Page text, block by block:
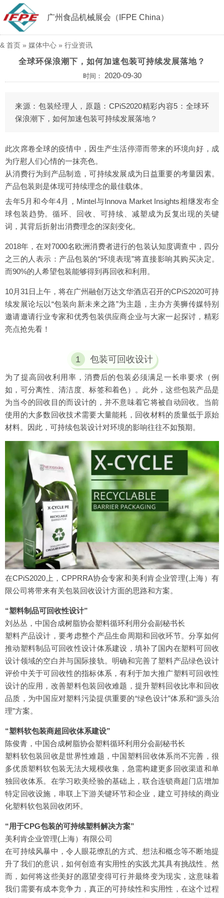
广州食品机械展会（IFPE China）
& 首页 » 媒体中心 » 行业资讯
全球环保浪潮下，如何加速包装可持续发展落地？
时间： 2020-09-30
来源：包装经理人，原题：CPiS2020精彩内容5：全球环
保浪潮下，如何加速包装可持续发展落地？
此次席卷全球的疫情中，因生产生活停滞而带来的环境向好，成
为疗慰人们心情的一抹亮色。
从消费行为到产品制造，可持续发展成为日益重要的考量因素。
产品包装则是体现可持续理念的最佳载体。
去年5月和今年4月，Mintel与Innova Market Insights相继发布全
球包装趋势。循环、回收、可持续、减塑成为反复出现的关键
词，其背后折射出消费理念的深刻变化。
2018年，在对7000名欧洲消费者进行的包装认知度调查中，四分
之三的人表示：产品包装的“环境表现”将直接影响其购买决定。
而90%的人希望包装能够得到再回收和利用。
10月31日上午，将在广州融创万达文华酒店召开的CPiS2020可持
续发展论坛以“包装向新未来之路”为主题，主办方美狮传媒特别
邀请邀请行业专家和优秀包装供应商企业与大家一起探讨，精彩
亮点抢先看！
1 包装可回收设计
为了提高回收利用率，消费后的包装必须满足一长串要求（例
如，可分离性、清洁度、标签和着色）。此外，这些包装产品是
为当今的回收目的而设计的，并不意味着它将被自动回收。当前
使用的大多数回收技术需要大量能耗，回收材料的质量低于原始
材料。因此，可持续包装设计对环境的影响往往不如预期。
在CPiS2020上，CPPRRA协会专家和美利肯企业管理(上海）有
限公司将带来有关包装回收设计方面的思路和方案。
“塑料制品可回收性设计”
刘丛丛，中国合成树脂协会塑料循环利用分会副秘书长
塑料产品设计，要考虑整个产品生命周期和回收环节。分享如何
推动塑料制品可回收性设计体系建设，填补了国内在塑料可回收
设计领域的空白并与国际接轨。明确和完善了塑料产品绿色设计
评价中关于可回收性的指标体系，有利于加大推广塑料可回收性
设计的应用，改善塑料包装回收难题，提升塑料回收比率和回收
品质，为中国应对塑料污染提供重要的“绿色设计”体系和“源头治
理”方案。
“塑料软包装商超回收体系建设”
陈俊青，中国合成树脂协会塑料循环利用分会副秘书长
塑料软包装回收是世界性难题，中国塑料回收体系尚不完善，很
多优质塑料软包装无法大规模收集，急需构建更多回收渠道和单
独回收体系。在学习欧美经验的基础上，联合连锁商超门店增加
特定回收设施，串联上下游关键环节和企业，建立可持续的商业
化塑料软包装回收闭环。
“用于CPG包装的可持续塑料解决方案”
美利肯企业管理(上海）有限公司
在可持续风暴中，令人眼花缭乱的方式、想法和概念等不断地提
升了我们的意识，如何创造有实用性的实践尤其具有挑战性。然
而，如何将这些美好的愿望变得可行并最终变为现实，这意味着
我们需要有成本竞争力，真正的可持续性和实用性，在这个过程